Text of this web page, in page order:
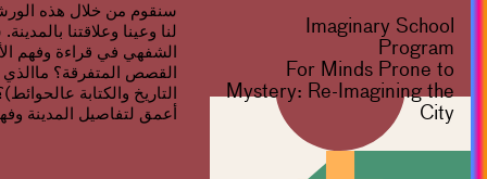
سنقوم من خلال هذه
لنا وعينا وعلاقتنا
الشفهي في قراءة وفهم
القصص المتفرقة؟
التاريخ والكتابة
أعمق لتفاصيل المدينة
Imaginary School
Program
For Minds Prone to
Mystery: Re-Imagining the
City